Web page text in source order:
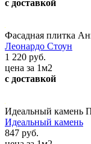
с доставкой
Фасадная плитка
Леонардо Стоун
1 220 руб.
цена за 1м2
с доставкой
Идеальный камень
Идеальный камень
847 руб.